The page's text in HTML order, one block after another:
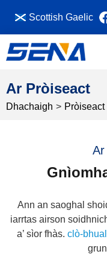
Scottish Gaelic
Ar Pròiseact
Dhachaigh > Pròiseact
Ar
Ann an saoghal
iarrtas airson
a’ sìor fhàs. clò-